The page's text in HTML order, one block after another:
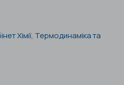
Хімії, Термодинаміка та